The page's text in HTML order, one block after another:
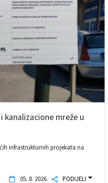
kanalizacione mreže u
infrastrukturnih projekata na
05. 8. 2026. PODIJELI